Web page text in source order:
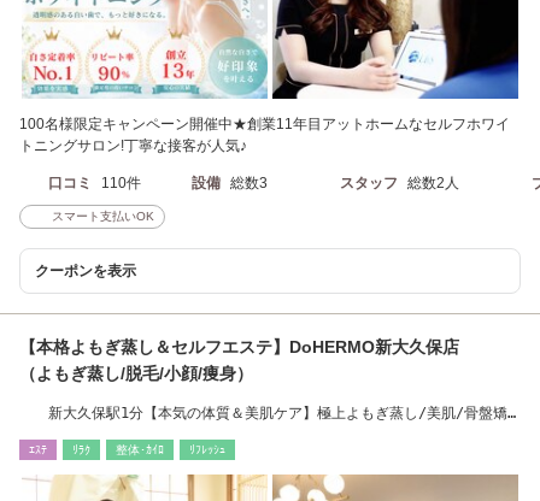
100名様限定キャンペーン開催中★創業11年目アットホームなセルフホワイ
トニングサロン!丁寧な接客が人気♪
口コミ 110件 設備 総数3 スタッフ 総数2人
スマート支払いOK
クーポンを表示
【本格よもぎ蒸し＆セルフエステ】DoHERMO新大久保店
（よもぎ蒸し/脱毛/小顔/痩身）
新大久保駅1分【本気の体質＆美肌ケア】極上よもぎ蒸し/美肌/骨盤矯
ｴｽﾃ ﾘﾗｸ 整体･ｶｲﾛ ﾘﾌﾚｯｼｭ